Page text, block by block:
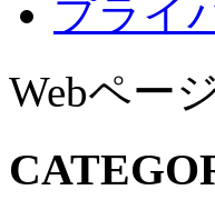
プライ
Webペー